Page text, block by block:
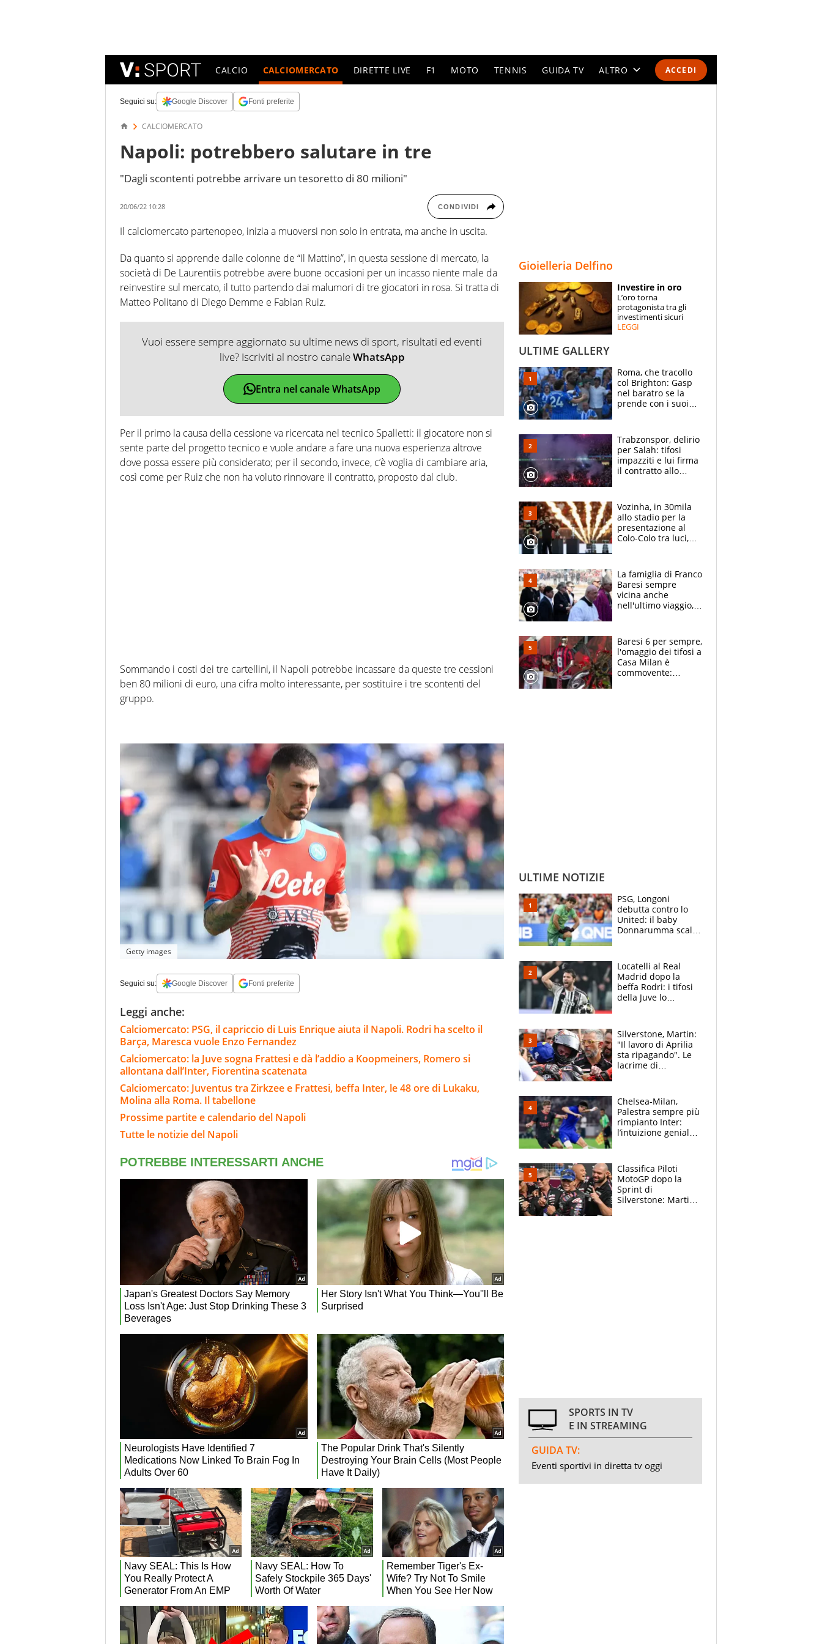
ACCEDI
CALCIO CALCIOMERCATO DIRETTE LIVE F1 MOTO TENNIS GUIDA TV ALTRO
SPECIALI
ESPERTI
Seguici su: Google Discover Fonti preferite
CALCIOMERCATO
Napoli: potrebbero salutare in tre
"Dagli scontenti potrebbe arrivare un tesoretto di 80 milioni"
20/06/22 10:28 CONDIVIDI
Il calciomercato partenopeo, inizia a muoversi non solo in entrata, ma anche in uscita.
Da quanto si apprende dalle colonne de “Il Mattino”, in questa sessione di mercato, la
società di De Laurentiis potrebbe avere buone occasioni per un incasso niente male da
reinvestire sul mercato, il tutto partendo dai malumori di tre giocatori in rosa. Si tratta di
Matteo Politano di Diego Demme e Fabian Ruiz.
Vuoi essere sempre aggiornato su ultime news di sport, risultati ed eventi
live? Iscriviti al nostro canaleWhatsApp
Entra nel canale WhatsApp
Per il primo la causa della cessione va ricercata nel tecnico Spalletti: il giocatore non si
sente parte del progetto tecnico e vuole andare a fare una nuova esperienza altrove
dove possa essere più considerato; per il secondo, invece, c’è voglia di cambiare aria,
così come per Ruiz che non ha voluto rinnovare il contratto, proposto dal club.
Sommando i costi dei tre cartellini, il Napoli potrebbe incassare da queste tre cessioni
ben 80 milioni di euro, una cifra molto interessante, per sostituire i tre scontenti del
gruppo.
Getty images
Seguici su: Google Discover Fonti preferite
Leggi anche:
Calciomercato: PSG, il capriccio di Luis Enrique aiuta il Napoli. Rodri ha scelto il
Barça, Maresca vuole Enzo Fernandez
Calciomercato: la Juve sogna Frattesi e dà l’addio a Koopmeiners, Romero si
allontana dall’Inter, Fiorentina scatenata
Calciomercato: Juventus tra Zirkzee e Frattesi, beffa Inter, le 48 ore di Lukaku,
Molina alla Roma. Il tabellone
Prossime partite e calendario del Napoli
Tutte le notizie del Napoli
Gioielleria Delfino
Investire in oro
L’oro torna
protagonista tra gli
investimenti sicuri
LEGGI
ULTIME GALLERY
Roma, che tracollo
col Brighton: Gasp
nel baratro se la
prende con i suoi
Trabzonspor, delirio
per Salah: tifosi
impazziti e lui firma
il contratto allo
Vozinha, in 30mila
allo stadio per la
presentazione al
Colo-Colo tra luci,
La famiglia di Franco
Baresi sempre
vicina anche
nell'ultimo viaggio,
circondati
dall'affetto dei tifosi
Baresi 6 per sempre,
l'omaggio dei tifosi a
Casa Milan è
commovente:
ULTIME NOTIZIE
PSG, Longoni
debutta contro lo
United: il baby
Donnarumma scalza
Locatelli al Real
Madrid dopo la
beffa Rodri: i tifosi
della Juve lo
Silverstone, Martin:
"Il lavoro di Aprilia
sta ripagando". Le
lacrime di
la gara domani"
Chelsea-Milan,
Palestra sempre più
rimpianto Inter:
l’intuizione geniale
Classifica Piloti
MotoGP dopo la
Sprint di
Silverstone: Martin
SPORTS IN TV
E IN STREAMING
GUIDA TV:
Eventi sportivi in diretta tv oggi